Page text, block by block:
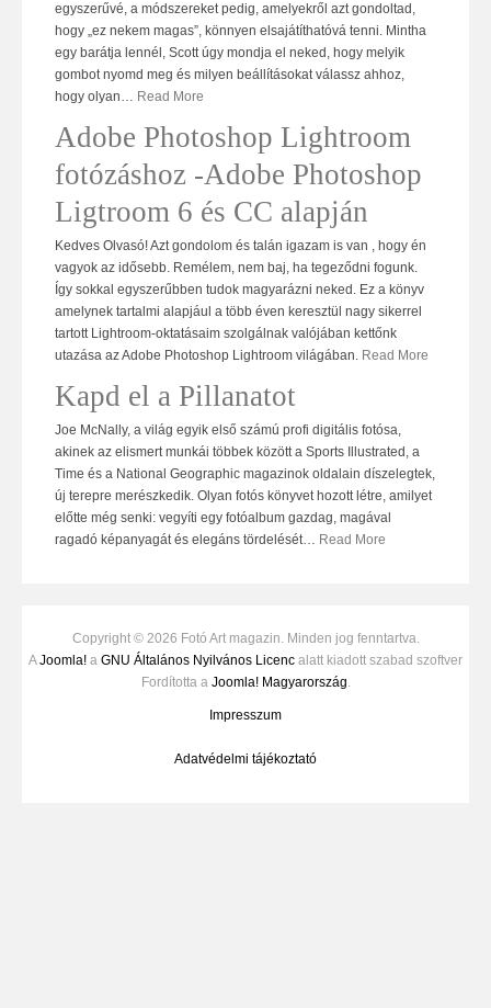
egyszerűvé, a módszereket pedig, amelyekről azt gondoltad,
hogy „ez nekem magas”, könnyen elsajátíthatóvá tenni. Mintha
egy barátja lennél, Scott úgy mondja el neked, hogy melyik
gombot nyomd meg és milyen beállításokat válassz ahhoz,
hogy olyan… Read More
Adobe Photoshop Lightroom
fotózáshoz -Adobe Photoshop
Ligtroom 6 és CC alapján
Kedves Olvasó! Azt gondolom és talán igazam is van , hogy én
vagyok az idősebb. Remélem, nem baj, ha tegeződni fogunk.
Így sokkal egyszerűbben tudok magyarázni neked. Ez a könyv
amelynek tartalmi alapjául a több éven keresztül nagy sikerrel
tartott Lightroom-oktatásaim szolgálnak valójában kettőnk
utazása az Adobe Photoshop Lightroom világában. Read More
Kapd el a Pillanatot
Joe McNally, a világ egyik első számú profi digitális fotósa,
akinek az elismert munkái többek között a Sports Illustrated, a
Time és a National Geographic magazinok oldalain díszelegtek,
új terepre merészkedik. Olyan fotós könyvet hozott létre, amilyet
előtte még senki: vegyíti egy fotóalbum gazdag, magával
ragadó képanyagát és elegáns tördelését… Read More
Copyright © 2026 Fotó Art magazin. Minden jog fenntartva.
AJoomla! a GNU Általános Nyilvános Licenc alatt kiadott szabad szoftver
Fordította a Joomla! Magyarország.
Impresszum
Adatvédelmi tájékoztató